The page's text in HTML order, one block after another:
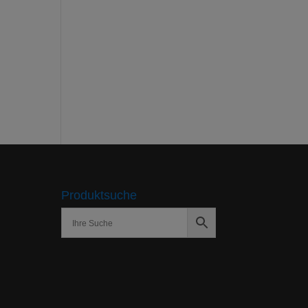
Produktsuche